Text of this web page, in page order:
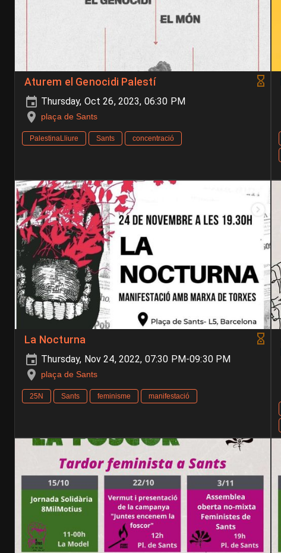
Aturem el Genocidi Palestí
Thursday, Oct 26, 2023, 06:30 PM
plaça de Sants
PalestinaLliure Sants concentració
La Nocturna
Thursday, Nov 24, 2022, 07:30 PM-09:30 PM
plaça de Sants
25N Sants feminisme manifestació